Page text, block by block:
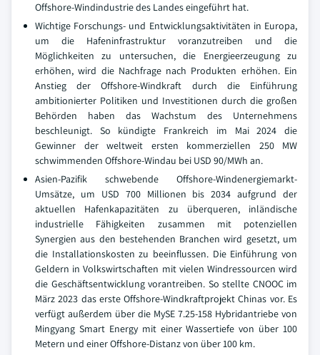
Offshore-Windindustrie des Landes eingeführt hat.
Wichtige Forschungs- und Entwicklungsaktivitäten in Europa,
um die Hafeninfrastruktur voranzutreiben und die
Möglichkeiten zu untersuchen, die Energieerzeugung zu
erhöhen, wird die Nachfrage nach Produkten erhöhen. Ein
Anstieg der Offshore-Windkraft durch die Einführung
ambitionierter Politiken und Investitionen durch die großen
Behörden haben das Wachstum des Unternehmens
beschleunigt. So kündigte Frankreich im Mai 2024 die
Gewinner der weltweit ersten kommerziellen 250 MW
schwimmenden Offshore-Windau bei USD 90/MWh an.
Asien-Pazifik schwebende Offshore-Windenergiemarkt-
Umsätze, um USD 700 Millionen bis 2034 aufgrund der
aktuellen Hafenkapazitäten zu überqueren, inländische
industrielle Fähigkeiten zusammen mit potenziellen
Synergien aus den bestehenden Branchen wird gesetzt, um
die Installationskosten zu beeinflussen. Die Einführung von
Geldern in Volkswirtschaften mit vielen Windressourcen wird
die Geschäftsentwicklung vorantreiben. So stellte CNOOC im
März 2023 das erste Offshore-Windkraftprojekt Chinas vor. Es
verfügt außerdem über die MySE 7.25-158 Hybridantriebe von
Mingyang Smart Energy mit einer Wassertiefe von über 100
Metern und einer Offshore-Distanz von über 100 km.